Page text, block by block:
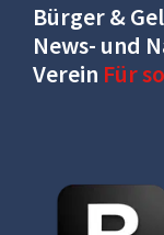
Bürger &
News- und
Verein Für